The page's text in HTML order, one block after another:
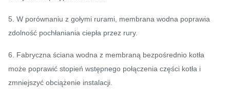
5. W porównaniu z gołymi rurami, membrana wodna poprawia
zdolność pochłaniania ciepła przez rury.
6. Fabryczna ściana wodna z membraną bezpośrednio kotła
może poprawić stopień wstępnego połączenia części kotła i
zmniejszyć obciążenie instalacji.